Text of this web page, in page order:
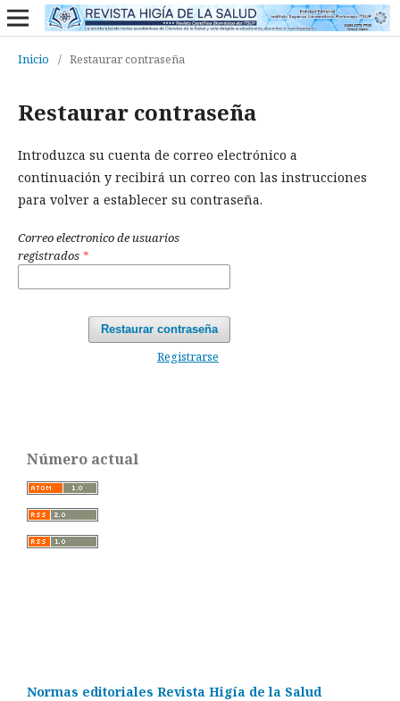
Inicio / Restaurar contraseña
Restaurar contraseña
Introduzca su cuenta de correo electrónico a
continuación y recibirá un correo con las instrucciones
para volver a establecer su contraseña.
Correo electronico de usuarios
registrados *
Restaurar contraseña
Registrarse
Número actual
Normas editoriales Revista Higía de la Salud